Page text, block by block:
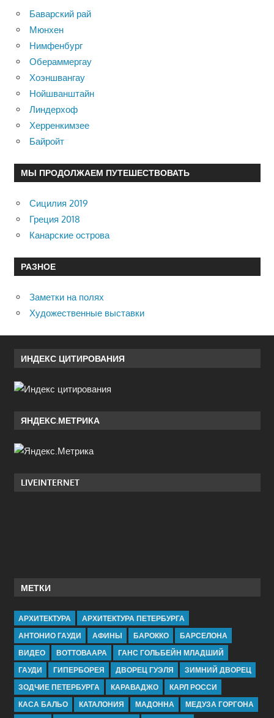
Баварский рай
Мюнхен
Нимфенбург
Обераммергау
Хоэншвангау
Нойшванштайн
Линдерхоф
Херренкимзее
Байройт
МЫ ПРОДОЛЖАЕМ ПУТЕШЕСТВОВАТЬ
Сицилия 2019
Греция 2018
Канарские острова
РАЗНОЕ
Заметки на полях
Художественные выставки
ИНДЕКС ЦИТИРОВАНИЯ
ЯНДЕКС.МЕТРИКА
LIVEINTERNET
МЕТКИ
АРХИТЕКТУРА
АРХИТЕКТУРА ПЕТЕРБУРГА
АНТОНИО ГАУДИ
АФИНЫ БАРОККО
БАРСЕЛОНА
ВИДЕО
ВОТТОВААРА
ГАНС ГОЛЬБЕЙН МЛАДШИЙ
ГАУДИ
ГИПЕРБОРЕЯ ДВОРЕЦ ГУЭЛЯ
ЗИМНИЙ ДВОРЕЦ
ЗОДЧИЕ ПЕТЕРБУРГА
КАРАВАДЖО
КАРЛ РОССИ
КАСА БАЛЬО
КАТАЛОНИЯ МАДОННА
МЕДУЗА ГОРГОНА